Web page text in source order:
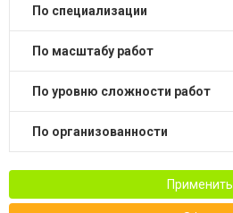
по специализации
по масштабу работ
по уровню сложности работ
по организованности
Применить